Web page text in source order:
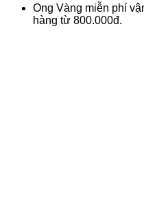
Ong Vàng miễn phí
hàng từ 800.000đ.